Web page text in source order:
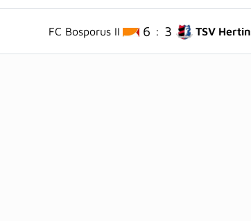
FC Bosporus II 6 : 3 TSV